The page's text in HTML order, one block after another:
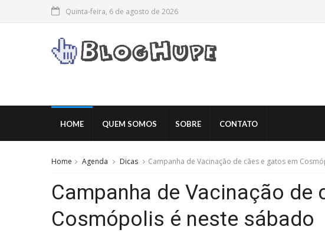
Quinta-feira, 6 de agosto de 2026
HOME QUEM SOMOS SOBRE CONTATO
Home Agenda Dicas Campanha de Vacinação de cães e gatos em
Campanha de Vacinação de
Cosmópolis é neste sábado